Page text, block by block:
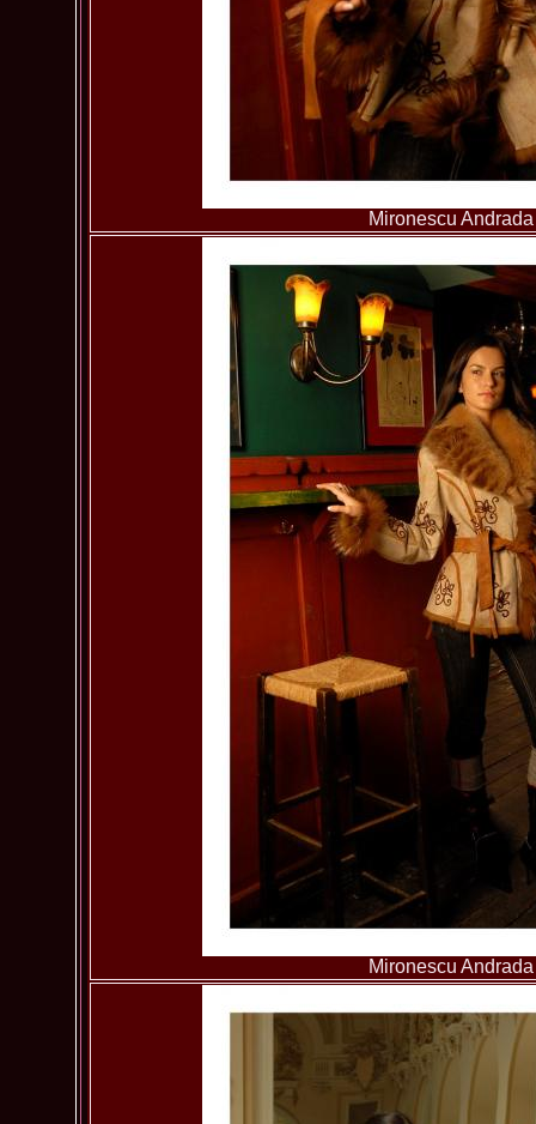
Mironescu Andrada
Mironescu Andrada